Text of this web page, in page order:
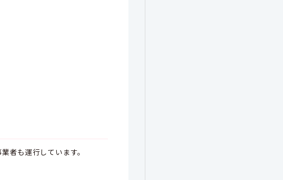
者も運行しています。